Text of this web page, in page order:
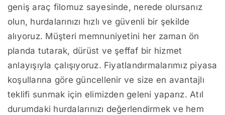
geniş araç filomuz sayesinde, nerede olursanız
olun, hurdalarınızı hızlı ve güvenli bir şekilde
alıyoruz. Müşteri memnuniyetini her zaman ön
planda tutarak, dürüst ve şeffaf bir hizmet
anlayışıyla çalışıyoruz. Fiyatlandırmalarımız piyasa
koşullarına göre güncellenir ve size en avantajlı
teklifi sunmak için elimizden geleni yaparız. Atıl
durumdaki hurdalarınızı değerlendirmek ve hem